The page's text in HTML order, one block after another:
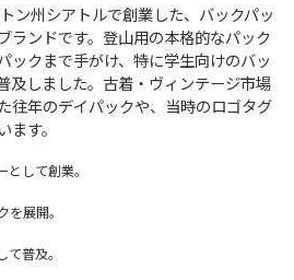
ン州シアトルで創業した、バックパッ
ランドです。登山用の本格的なパック
ックまで手がけ、特に学生向けのバッ
及しました。古着・ヴィンテージ市場
往年のデイパックや、当時のロゴタグ
す。
して創業。
展開。
普及。